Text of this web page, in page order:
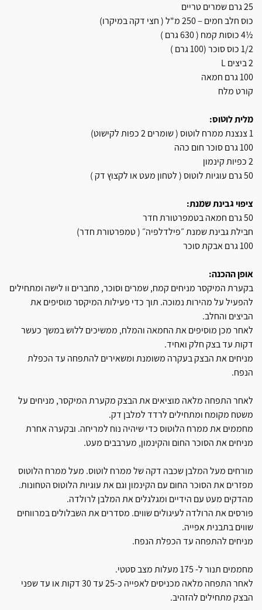
25 גרם שמרים טריים
כוס חלב חמים – 250 מ"ל ( חצי דקה במיקרו)
½4 כוסות קמח ( 630 גרם )
1/2 כוס סוכר (100 גרם )
2 ביצים L
100 גרם חמאה
קורט מלח
מלית לוטוס:
1 צנצנת ממרח לוטוס ( שומרים 2 כפות לקישוט)
100 גרם סוכר חום כהה
2 כפיות קינמון
50 גרם עוגיות לוטוס ( לטחון מעט או לקצוץ דק )
ציפוי גבינת שמנת:
50 גרם חמאה בטמפרטורת חדר
חבילת גבינת שמנת ״פילדלפיה״ ( טמפרטורת חדר)
100 גרם אבקת סוכר
אופן ההכנה:
בקערת המיקסר מניחים קמח, שמרים וסוכר, מחברים וו לישה ומתחילים
להפעיל על מהירות נמוכה. תוך כדי פעילות המיקסר מוסיפים את
הביצים והחלב.
לאחר מכן מוסיפים את החמאה והמלח, ממשיכים ללוש במשך כעשר
דקות עד בצק חלק ואחיד.
מניחים את הבצק בעקרה משומנת ומשאירים להתפחה עד הכפלת
הנפח.
לאחר התפחה מלאה מוציאים את הבצק מקערת המיקסר, מניחים על
משטח מקומח ומתחילים לרדד למלבן דק.
מחממים את ממרח הלוטוס כדי שיהיה נוח למריחה. ובקערה אחרת
מניחים את הסוכר החום והקינמון, מערבבים מעט.
מורחים מעל המלבן שכבה דקה של ממרח לוטוס. מעל ממרח הלוטוס
מפזרים את הסוכר החום עם הקינמון וגם את עוגיות הלוטוס הטחונות.
מהדקים מעט עם הידיים ומגלגלים את המלבן לרולדה.
פורסים את הרולדה לעיגולים שווים. מסדרים את השבלולים במרווחים
שווים בתבנית אפייה.
מניחים להתפחה עד הכפלת הנפח.
מחממים תנור ל- 175 מעלות מצב סטטי.
לאחר התפחה מלאה מכניסים לאפייה כ-25 עד 30 דקות או עד שפני
הבצק מתחילים להזהיב.